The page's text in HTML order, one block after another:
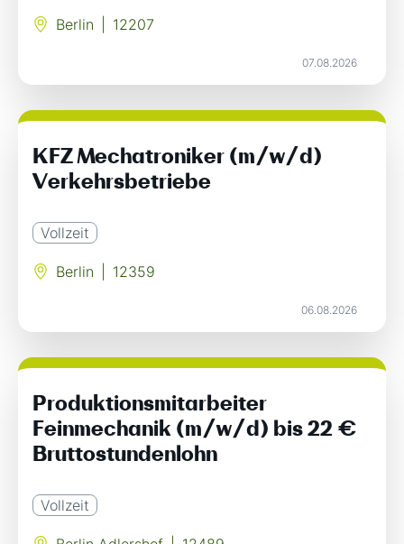
Berlin 12207
07.08.2026
KFZ Mechatroniker (m/w/d)
Verkehrsbetriebe
Vollzeit
Berlin 12359
06.08.2026
Produktionsmitarbeiter
Feinmechanik (m/w/d) bis 22 €
Bruttostundenlohn
Vollzeit